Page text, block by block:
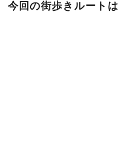
今回の街歩きルート